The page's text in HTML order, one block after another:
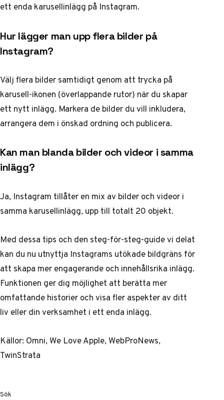
ett enda karusellinlägg på Instagram.
Hur lägger man upp flera bilder på
Instagram?
Välj flera bilder samtidigt genom att trycka på
karusell-ikonen (överlappande rutor) när du skapar
ett nytt inlägg. Markera de bilder du vill inkludera,
arrangera dem i önskad ordning och publicera.
Kan man blanda bilder och videor i samma
inlägg?
Ja, Instagram tillåter en mix av bilder och videor i
samma karusellinlägg, upp till totalt 20 objekt.
Med dessa tips och den steg-för-steg-guide vi delat
kan du nu utnyttja Instagrams utökade bildgräns för
att skapa mer engagerande och innehållsrika inlägg.
Funktionen ger dig möjlighet att berätta mer
omfattande historier och visa fler aspekter av ditt
liv eller din verksamhet i ett enda inlägg.
Källor: Omni,We Love Apple,WebProNews,
TwinStrata
Sök